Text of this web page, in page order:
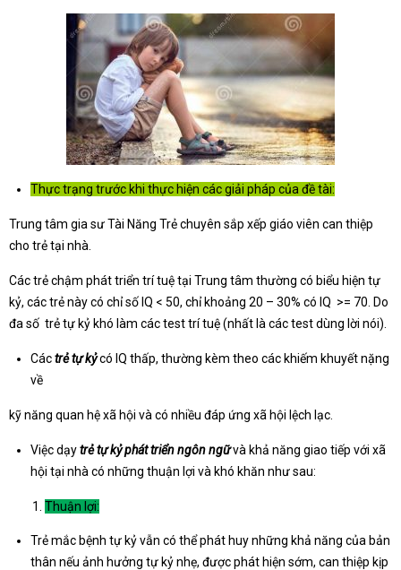
Thực trạng trước khi thực hiện các giải pháp của đề tài:
Trung tâm gia sư Tài Năng Trẻ chuyên sắp xếp giáo viên can thiệp
cho trẻ tại nhà.
Các trẻ chậm phát triển trí tuệ tại Trung tâm thường có biểu hiện tự
kỷ, các trẻ này có chỉ số IQ < 50, chỉ khoảng 20 – 30% có IQ >= 70. Do
đa số trẻ tự kỷ khó làm các test trí tuệ (nhất là các test dùng lời nói).
Cáctrẻ tự kỷcó IQ thấp, thường kèm theo các khiếm khuyết nặng
về
kỹ năng quan hệ xã hội và có nhiều đáp ứng xã hội lệch lạc.
Việc dạytrẻ tự kỷ phát triển ngôn ngữvà khả năng giao tiếp với xã
hội tại nhà có những thuận lợi và khó khăn như sau:
Thuận lợi:
Trẻ mắc bệnh tự kỷ vẫn có thể phát huy những khả năng của bản
thân nếu ảnh hưởng tự kỷ nhẹ, được phát hiện sớm, can thiệp kịp